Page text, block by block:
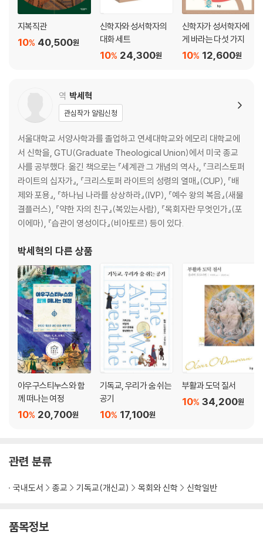
지복직관
40,500원
10%
신학자와 성서학자의
대화 세트
24,300원
10%
신학자가 성서학자에
게 바라는 다섯 가지
12,600원
10%
역 박세혁
관심작가 알림신청
서울대학교 서양사학과를 졸업하고 연세대학교와 에모리 대학교에
서 신학을, GTU(Graduate Theological Union)에서 미국 종교
사를 공부했다. 옮긴 책으로는 『세계관 그 개념의 역사』, 『크리스토퍼
라이트의 십자가』, 『크리스토퍼 라이트의 성령의 열매』(CUP), 『배
제와 포용』, 『하나님 나라를 상상하라』(IVP), 『예수 왕의 복음』(새물
결플러스), 『약한 자의 친구』(복있는사람), 『목회자란 무엇인가』(포
이에마), 『습관이 영성이다』(비아토르) 등이 있다.
박세혁의 다른 상품
아우구스티누스와 함
께 떠나는 여정
20,700원
10%
기독교, 우리가 숨 쉬는
공기
17,100원
10%
부활과 도덕 질서
34,200원
10%
관련 분류
국내도서 종교 기독교(개신교) 목회와 신학 신학일반
품목정보